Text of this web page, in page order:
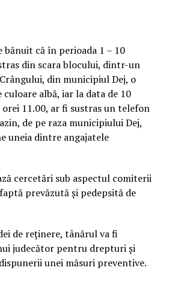
că în perioada 1 – 10
din scara blocului, dintr-un
din municipiul Dej, o
culoare albă, iar la data de 10
11.00, ar fi sustras un telefon
de pe raza municipiului Dej,
uneia dintre angajatele
cercetări sub aspectul comiterii
prevăzută şi pedepsită de
de reţinere, tânărul va fi
judecător pentru drepturi şi
unei măsuri preventive.